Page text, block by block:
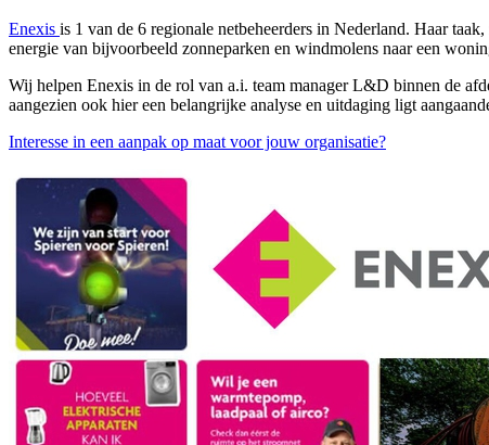
Enexis is 1 van de 6 regionale netbeheerders in Nederland. Haar
energie van bijvoorbeeld zonneparken en windmolens naar een
Wij helpen Enexis in de rol van a.i. team manager L&D binnen de
aangezien ook hier een belangrijke analyse en uitdaging ligt
Interesse in een aanpak op maat voor jouw organisatie?